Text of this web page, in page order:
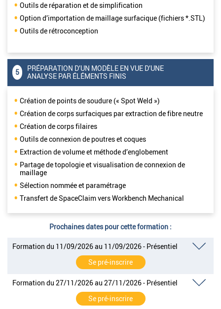
Outils de réparation et de simplification
Option d’importation de maillage surfacique (fichiers *.STL)
Outils de rétroconception
5
PRÉPARATION D’UN MODÈLE EN VUE D’UNE
ANALYSE PAR ÉLÉMENTS FINIS
Création de points de soudure (« Spot Weld »)
Création de corps surfaciques par extraction de fibre neutre
Création de corps filaires
Outils de connexion de poutres et coques
Extraction de volume et méthode d’englobement
Partage de topologie et visualisation de connexion de
maillage
Sélection nommée et paramétrage
Transfert de SpaceClaim vers Workbench Mechanical
Prochaines dates pour cette formation :
Formation du 11/09/2026 au 11/09/2026 - Présentiel
Se pré-inscrire
Formation du 27/11/2026 au 27/11/2026 - Présentiel
Se pré-inscrire